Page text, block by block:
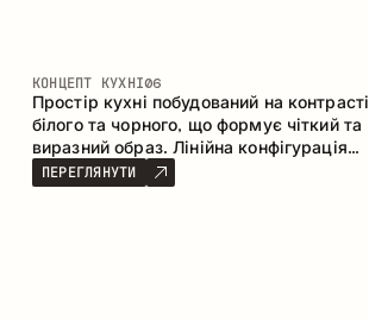
КОНЦЕПТ КУХНІ06
Простір кухні побудований на контрасті
білого та чорного, що формує чіткий та
виразний образ. Лінійна конфігурація
підкреслює лаконічність та
впорядкованість інтер’єру.
ПЕРЕГЛЯНУТИ